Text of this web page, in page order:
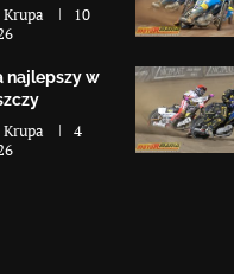
Krupa
10
najlepszy w
Krupa
4